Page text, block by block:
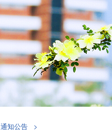
通知公告 >